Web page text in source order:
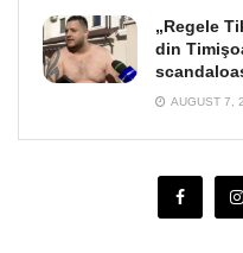
„Regele
din
AUGUST 7,